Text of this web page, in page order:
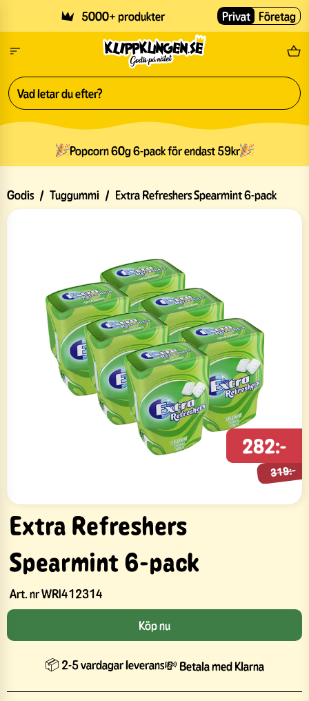
5000+ produkter Fri
Privat Företag
Popcorn 60g 6-pack för endast 59kr
Godis / Tuggummi / Extra Refreshers Spearmint 6-pack
Extra Refreshers
Spearmint 6-pack
Art. nrWRI412314
282:-
319:-
319:-
Köp nu
📦 2-5 vardagar leverans💸 Betala med Klarna